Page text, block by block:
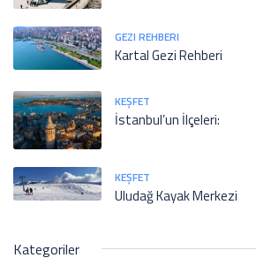
GEZI REHBERI
Kartal Gezi Rehberi
KEŞFET
İstanbul’un İlçeleri:
KEŞFET
Uludağ Kayak Merkezi
Kategoriler